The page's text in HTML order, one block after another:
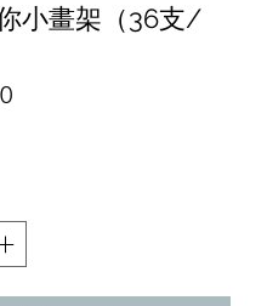
小畫架（36支/
價